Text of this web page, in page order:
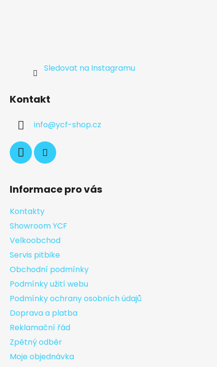
Sledovat na Instagramu
Kontakt
info@ycf-shop.cz
Informace pro vás
Kontakty
Showroom YCF
Velkoobchod
Servis pitbike
Obchodní podmínky
Podmínky užití webu
Podmínky ochrany osobních údajů
Doprava a platba
Reklamační řád
Zpětný odběr
Moje objednávka